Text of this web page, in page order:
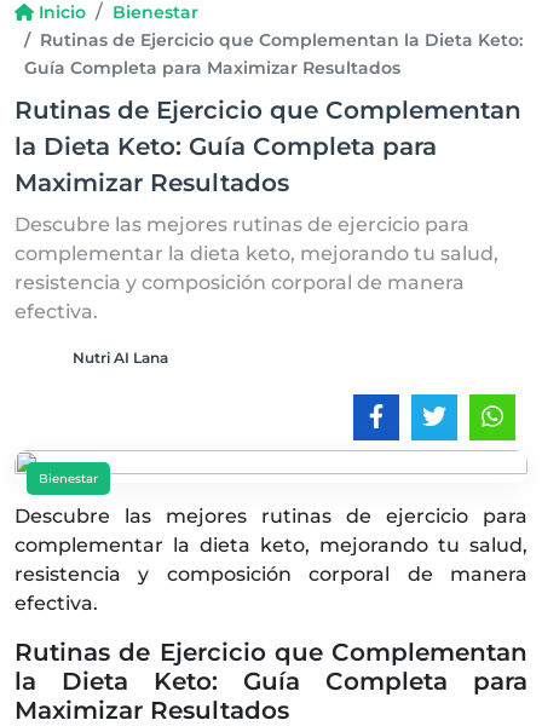
Inicio
Bienestar
Rutinas de Ejercicio que Complementan la Dieta Keto:
Guía Completa para Maximizar Resultados
Rutinas de Ejercicio que Complementan
la Dieta Keto: Guía Completa para
Maximizar Resultados
Descubre las mejores rutinas de ejercicio para
complementar la dieta keto, mejorando tu salud,
resistencia y composición corporal de manera
efectiva.
Nutri AI Lana
Bienestar
Descubre las mejores rutinas de ejercicio para
complementar la dieta keto, mejorando tu salud,
resistencia y composición corporal de manera
efectiva.
Rutinas de Ejercicio que Complementan
la Dieta Keto: Guía Completa para
Maximizar Resultados